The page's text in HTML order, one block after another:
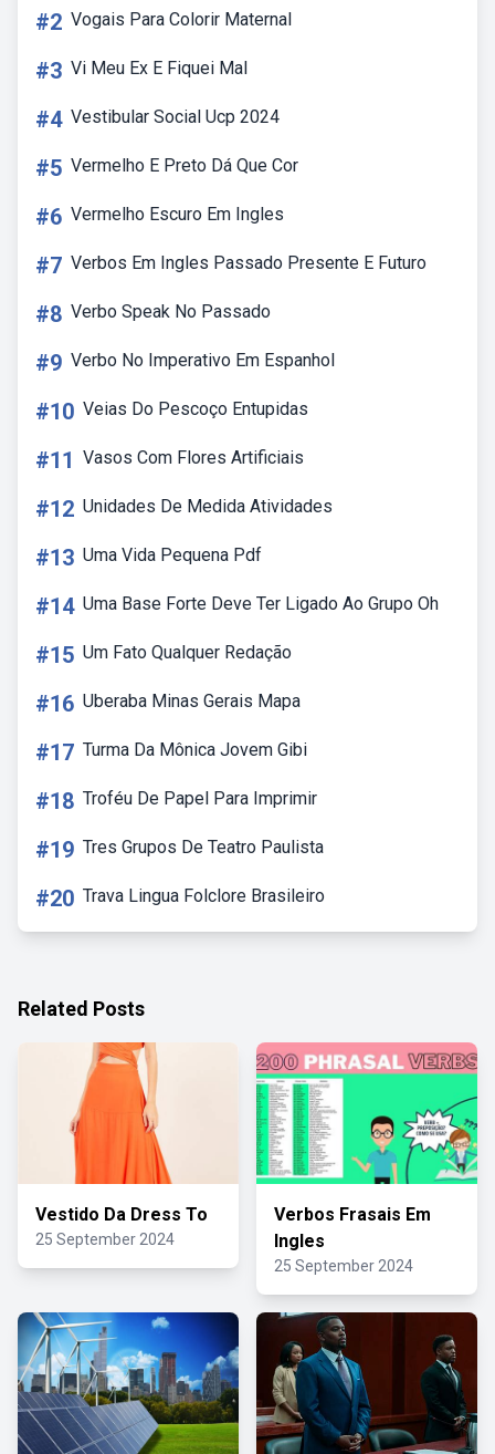
#2 Vogais Para Colorir Maternal
#3 Vi Meu Ex E Fiquei Mal
#4 Vestibular Social Ucp 2024
#5 Vermelho E Preto Dá Que Cor
#6 Vermelho Escuro Em Ingles
#7 Verbos Em Ingles Passado Presente E Futuro
#8 Verbo Speak No Passado
#9 Verbo No Imperativo Em Espanhol
#10 Veias Do Pescoço Entupidas
#11 Vasos Com Flores Artificiais
#12 Unidades De Medida Atividades
#13 Uma Vida Pequena Pdf
#14 Uma Base Forte Deve Ter Ligado Ao Grupo Oh
#15 Um Fato Qualquer Redação
#16 Uberaba Minas Gerais Mapa
#17 Turma Da Mônica Jovem Gibi
#18 Troféu De Papel Para Imprimir
#19 Tres Grupos De Teatro Paulista
#20 Trava Lingua Folclore Brasileiro
Related Posts
Vestido Da Dress To
25 September 2024
Verbos Frasais Em
Ingles
25 September 2024